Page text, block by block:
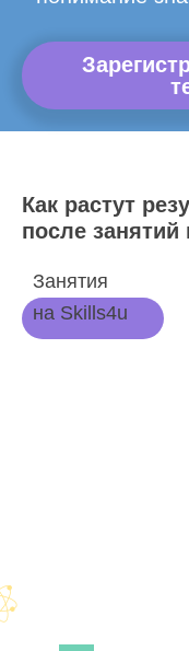
Как растут
после
Занятия
на Skills4u